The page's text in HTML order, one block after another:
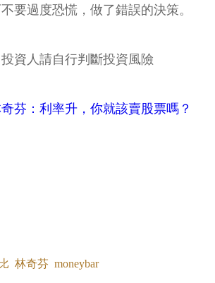
要過度恐慌，做了錯誤的決策。
資人請自行判斷投資風險
芬：利率升，你就該賣股票嗎？
林奇芬 moneybar